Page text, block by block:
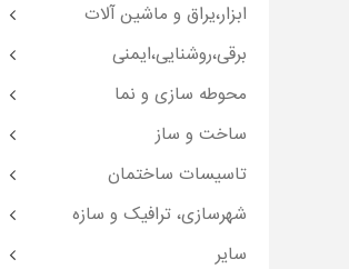
ابزار،یراق و ماشین آلات
برقی،روشنایی،ایمنی
محوطه سازی و نما
ساخت و ساز
تاسیسات ساختمان
شهرسازی، ترافیک و سازه
سایر